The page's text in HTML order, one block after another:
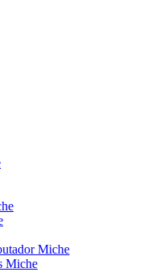
Miche
Miche